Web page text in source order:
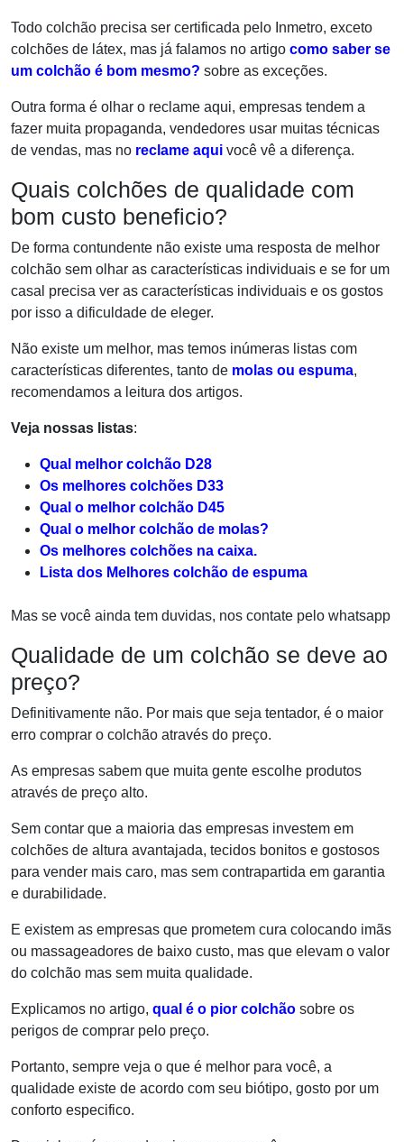
Todo colchão precisa ser certificada pelo Inmetro, exceto
colchões de látex, mas já falamos no artigo como saber se
um colchão é bom mesmo? sobre as exceções.
Outra forma é olhar o reclame aqui, empresas tendem a
fazer muita propaganda, vendedores usar muitas técnicas
de vendas, mas no reclame aqui você vê a diferença.
Quais colchões de qualidade com
bom custo beneficio?
De forma contundente não existe uma resposta de melhor
colchão sem olhar as características individuais e se for um
casal precisa ver as características individuais e os gostos
por isso a dificuldade de eleger.
Não existe um melhor, mas temos inúmeras listas com
características diferentes, tanto de molas ou espuma,
recomendamos a leitura dos artigos.
Veja nossas listas:
Qual melhor colchão D28
Os melhores colchões D33
Qual o melhor colchão D45
Qual o melhor colchão de molas?
Os melhores colchões na caixa.
Lista dos Melhores colchão de espuma
Mas se você ainda tem duvidas, nos contate pelo whatsapp
Qualidade de um colchão se deve ao
preço?
Definitivamente não. Por mais que seja tentador, é o maior
erro comprar o colchão através do preço.
As empresas sabem que muita gente escolhe produtos
através de preço alto.
Sem contar que a maioria das empresas investem em
colchões de altura avantajada, tecidos bonitos e gostosos
para vender mais caro, mas sem contrapartida em garantia
e durabilidade.
E existem as empresas que prometem cura colocando imãs
ou massageadores de baixo custo, mas que elevam o valor
do colchão mas sem muita qualidade.
Explicamos no artigo, qual é o pior colchão sobre os
perigos de comprar pelo preço.
Portanto, sempre veja o que é melhor para você, a
qualidade existe de acordo com seu biótipo, gosto por um
conforto especifico.